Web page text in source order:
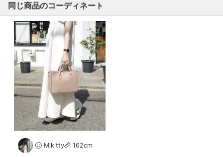
同じ商品のコーディネート
Mikitty 162cm